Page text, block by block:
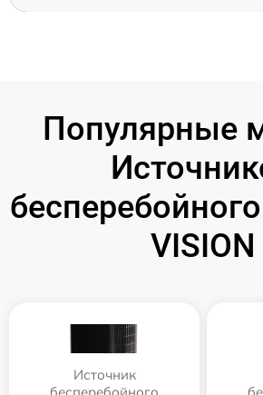
Популярные
VISION
Источник